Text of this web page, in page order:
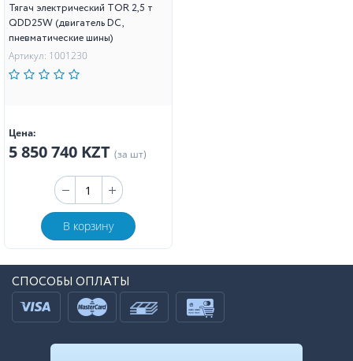
Тягач электрический TOR 2,5 т
QDD25W (двигатель DC,
пневматические шины)
Артикул: 1001230
Цена:
5 850 740 KZT (за шт)
В корзину
СПОСОБЫ ОПЛАТЫ